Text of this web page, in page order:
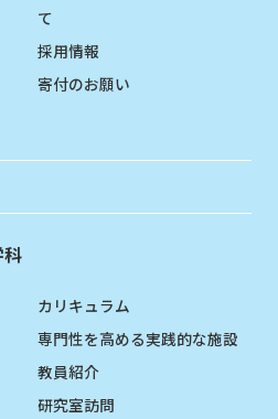
て
採用情報
寄付のお願い
科
カリキュラム
専門性を高める実践的な施設
教員紹介
研究室訪問